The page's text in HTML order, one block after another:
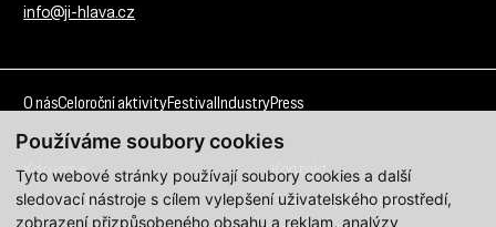
Používáme soubory cookies
Tyto webové stránky používají soubory cookies a další
sledovací nástroje s cílem vylepšení uživatelského prostředí,
zobrazení přizpůsobeného obsahu a reklam, analýzy
info@ji-hlava.cz
O násCeloroční aktivityFestival IndustryPress
Kdo jsme
Kontakt
Partnerství
Pracovní příležitosti